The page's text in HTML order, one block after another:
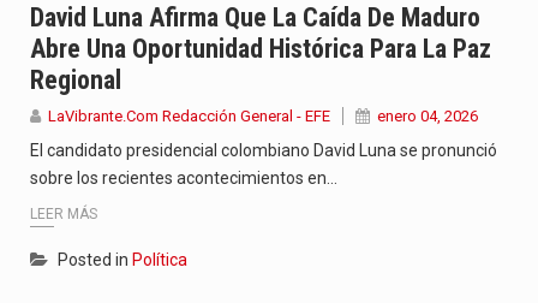
David Luna Afirma Que La Caída De Maduro
Abre Una Oportunidad Histórica Para La Paz
Regional
LaVibrante.Com Redacción General - EFE enero 04, 2026
El candidato presidencial colombiano David Luna se pronunció
sobre los recientes acontecimientos en…
LEER MÁS
Posted in Política